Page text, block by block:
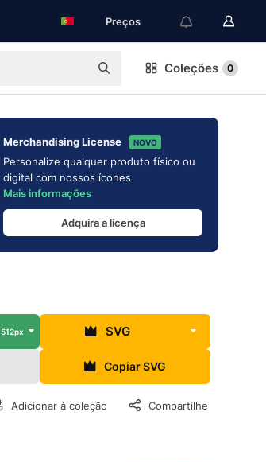
Preços
Coleções 0
Merchandising License NOVO
Personalize qualquer produto físico ou
digital com nossos ícones
Mais informações
Adquira a licença
512px SVG
Copiar SVG
Adicionar à coleção Compartilhe